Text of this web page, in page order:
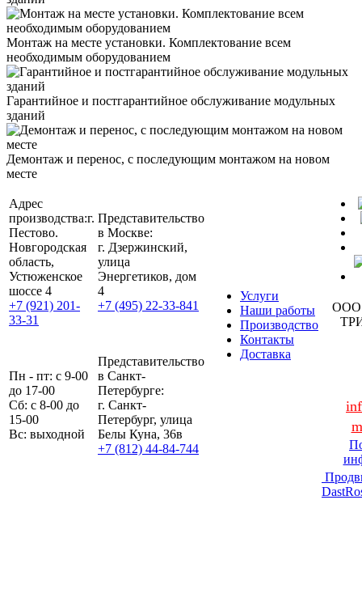
Монтаж на месте установки. Комплектование всем
необходимым оборудованием
Гарантийное и постгарантийное обслуживание модульных
зданий
Демонтаж и перенос, с последующим монтажом на новом
месте
Адрес
производства:г.
Пестово.
Новгородская
область,
Устюженское
шоссе 4
+7 (921) 201-
33-31
Представительство
в Москве:
г. Дзержинский,
улица
Энергетиков, дом
4
+7 (495) 22-33-841
Услуги
Наши работы
Производство
Контакты
Доставка
ООО
Пн - пт: с 9-00
до 17-00
Сб: с 8-00 до
15-00
Вс: выходной
Представительство
в Санкт-
Петербурге:
г. Санкт-
Петербург, улица
Белы Куна, 36в
+7 (812) 44-84-744